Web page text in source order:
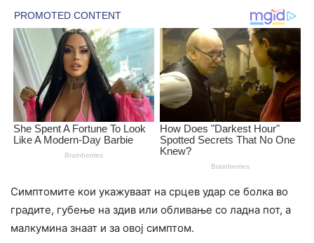
Симптомите кои укажуваат на срцев удар се болка во
градите, губење на здив или обливање со ладна пот, а
малкумина знаат и за овој симптом.